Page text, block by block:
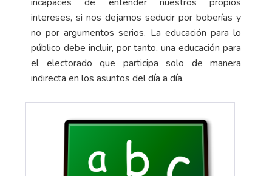
intereses, si nos dejamos seducir por boberías y
no por argumentos serios. La educación para lo
público debe incluir, por tanto, una educación para
el electorado que participa solo de manera
indirecta en los asuntos del día a día.